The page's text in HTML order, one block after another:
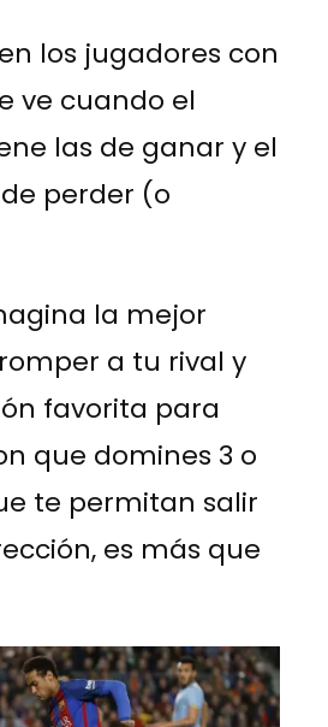
los jugadores con
ve cuando el
las de ganar y el
perder (o
la mejor
a tu rival y
favorita para
que domines 3 o
te permitan salir
es más que